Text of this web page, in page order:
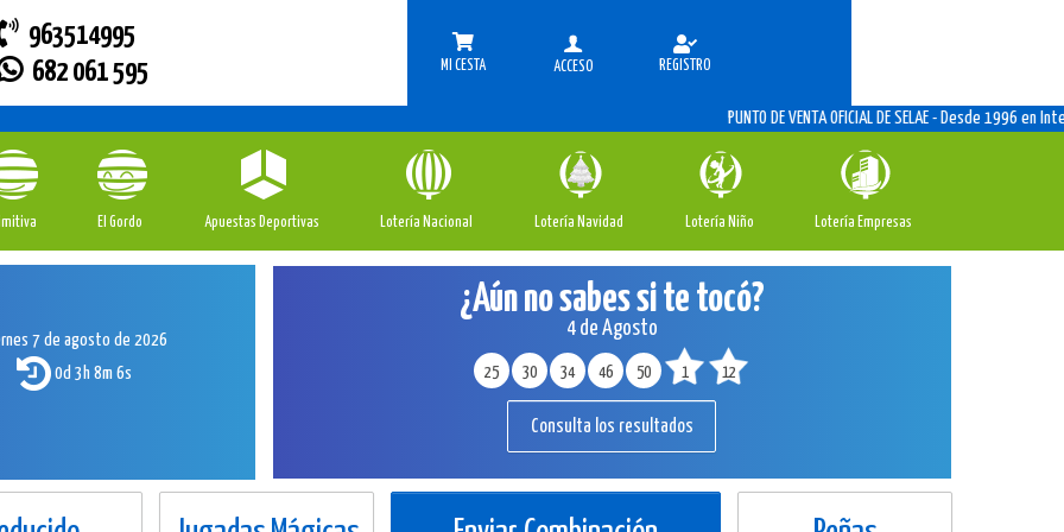
963514995
682 061 595
MI CESTA ACCESO REGISTRO
PUNTO DE VENTA OFICIAL DE SELAE - Desde 1996 en
El Gordo Apuestas Deportivas Lotería Nacional Lotería Navidad Lotería Niño Lotería Empresas
7 de agosto de 2026
0d 3h 8m 6s
¿Aún no sabes si te tocó?
4 de Agosto
25 30 34 46 50 1 12
Consulta los resultados